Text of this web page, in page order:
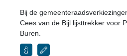
Bij de
Cees van de Bijl lijsttrekker voor
Buren.